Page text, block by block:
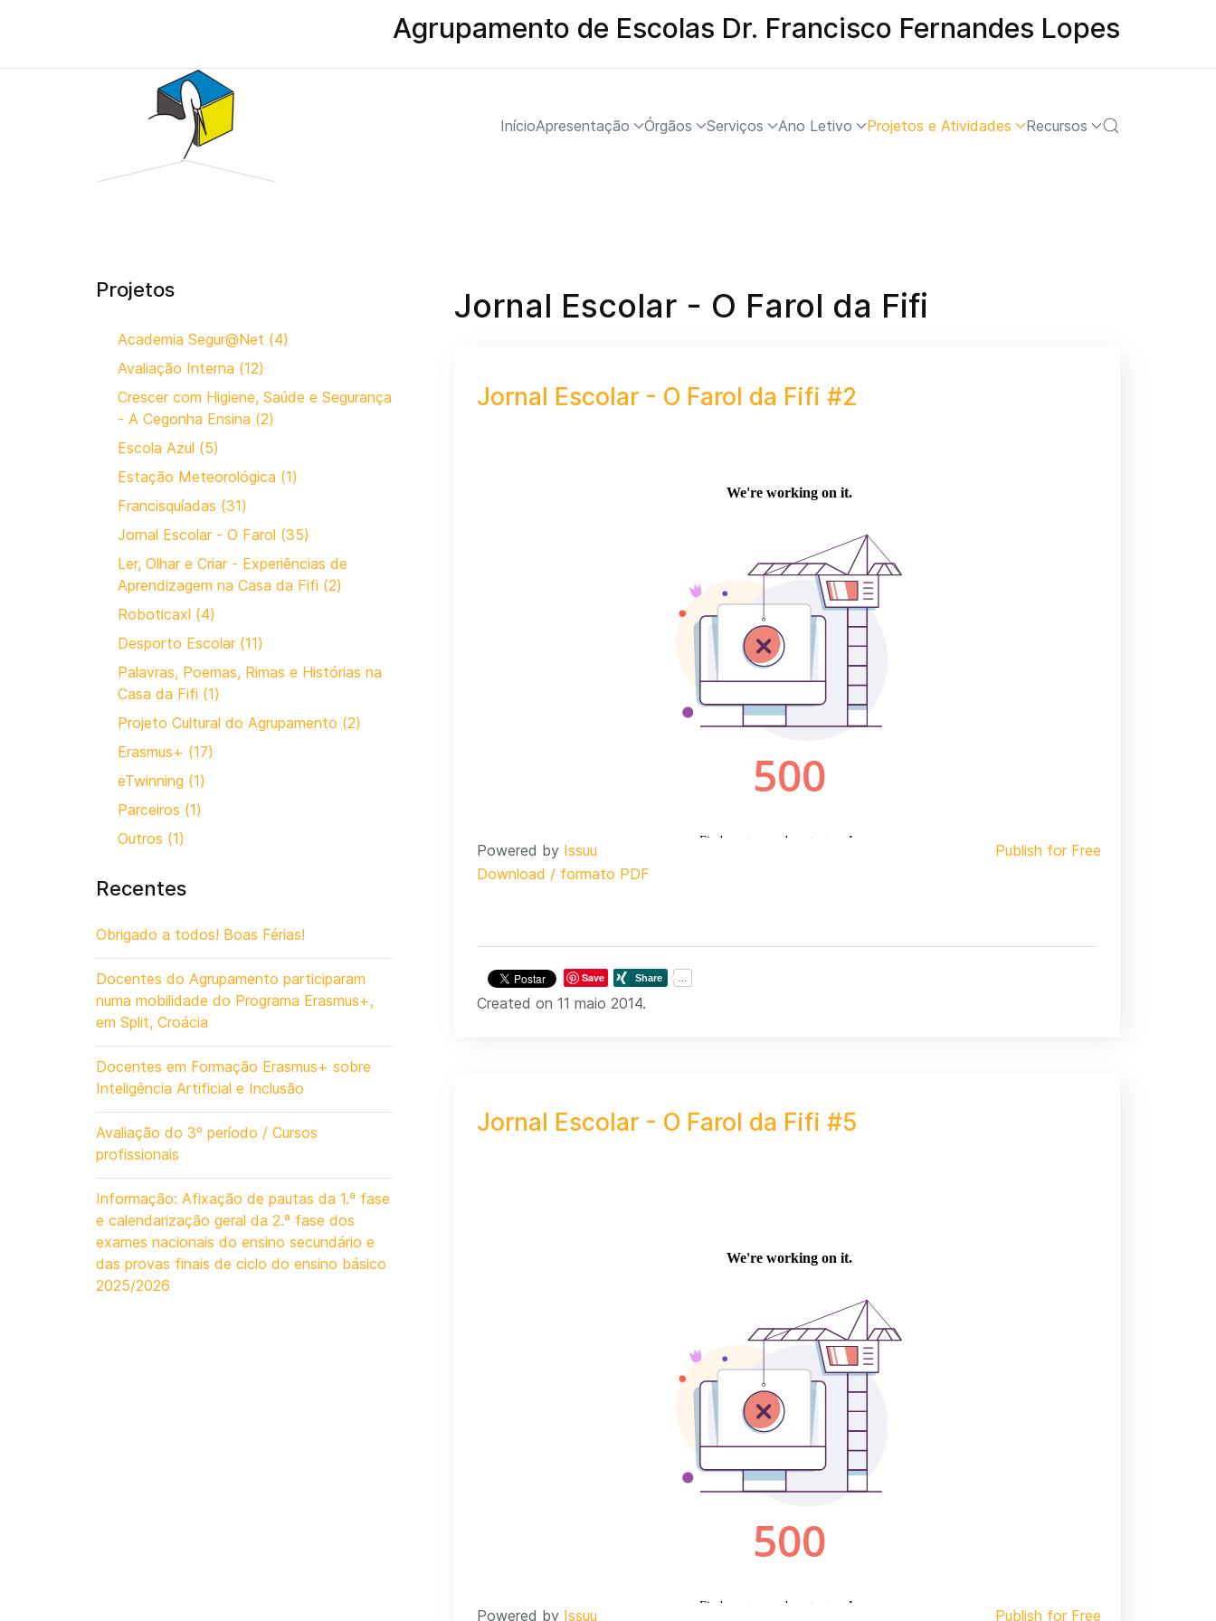
Agrupamento de Escolas Dr. Francisco Fernandes Lopes
InícioApresentação Órgãos Serviços Ano Letivo Projetos e Atividades Recursos
Projetos
Academia Segur@Net (4)
Avaliação Interna (12)
Crescer com Higiene, Saúde e Segurança
- A Cegonha Ensina (2)
Escola Azul (5)
Estação Meteorológica (1)
Francisquíadas (31)
Jornal Escolar - O Farol (35)
Ler, Olhar e Criar - Experiências de
Aprendizagem na Casa da Fifi (2)
Roboticaxl (4)
Desporto Escolar (11)
Palavras, Poemas, Rimas e Histórias na
Casa da Fifi (1)
Projeto Cultural do Agrupamento (2)
Erasmus+ (17)
eTwinning (1)
Parceiros (1)
Outros (1)
Recentes
Obrigado a todos! Boas Férias!
Docentes do Agrupamento participaram
numa mobilidade do Programa Erasmus+,
em Split, Croácia
Docentes em Formação Erasmus+ sobre
Inteligência Artificial e Inclusão
Avaliação do 3º período / Cursos
profissionais
Informação: Afixação de pautas da 1.ª fase
e calendarização geral da 2.ª fase dos
exames nacionais do ensino secundário e
das provas finais de ciclo do ensino básico
2025/2026
Jornal Escolar - O Farol da Fifi
Jornal Escolar - O Farol da Fifi #2
Powered by Issuu
Publish for Free
Download / formato PDF
Save
Created on 11 maio 2014.
Jornal Escolar - O Farol da Fifi #5
Powered by Issuu Publish for Free